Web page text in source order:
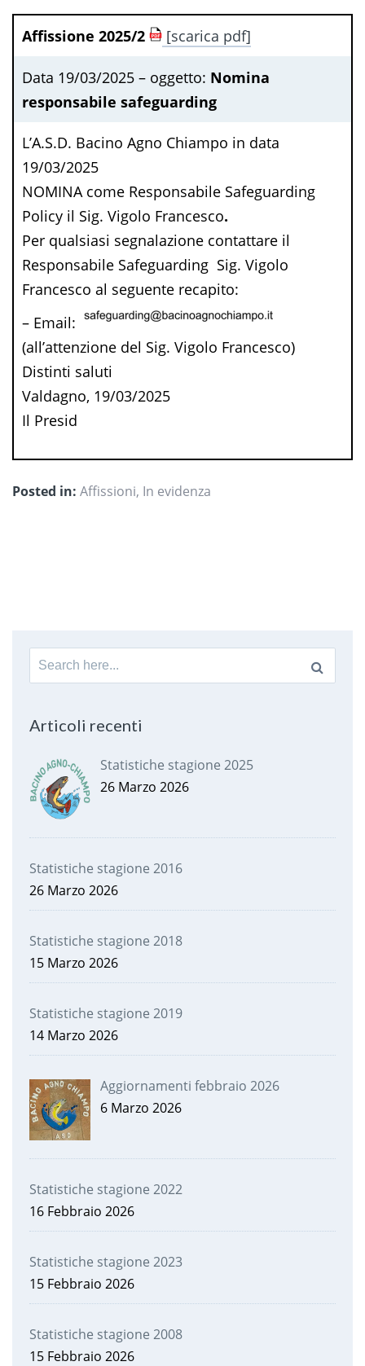
Affissione 2025/2 [scarica pdf]
Data 19/03/2025 – oggetto: Nomina
responsabile safeguarding
L’A.S.D. Bacino Agno Chiampo in data
19/03/2025
NOMINA come Responsabile Safeguarding
Policy il Sig. Vigolo Francesco.
Per qualsiasi segnalazione contattare il
Responsabile Safeguarding Sig. Vigolo
Francesco al seguente recapito:
– Email:
(all’attenzione del Sig. Vigolo Francesco)
Distinti saluti
Valdagno, 19/03/2025
Il Presid
Posted in: Affissioni, In evidenza
Search
for:
Articoli recenti
Statistiche stagione 2025
26 Marzo 2026
Statistiche stagione 2016
26 Marzo 2026
Statistiche stagione 2018
15 Marzo 2026
Statistiche stagione 2019
14 Marzo 2026
Aggiornamenti febbraio 2026
6 Marzo 2026
Statistiche stagione 2022
16 Febbraio 2026
Statistiche stagione 2023
15 Febbraio 2026
Statistiche stagione 2008
15 Febbraio 2026